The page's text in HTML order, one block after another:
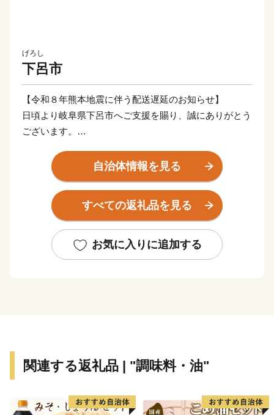
げろし
下呂市
【令和８年熊本地震に伴う配送遅延のお知らせ】
日頃より岐阜県下呂市へご支援を賜り、誠にありがとう
ございます。
このたびの令和8年熊本地震により被災された皆様に、
心よりお見舞い申し上げます。被災地の一日も早い復旧
と、皆様の安全・安心な生活が戻りますことを心よりお
祈り申し上げます。
現在、地震の影響により、一部地域において配送会社の
営業停止や配送業務の遅延が発生しております。地域に
なるご迷惑とご心配をおかけいたしますが、何卒ご理解
----------------------------------------------------------
自治体情報を見る
すべての返礼品を見る
お気に入りに追加する
関連する返礼品 | "調味料・油"